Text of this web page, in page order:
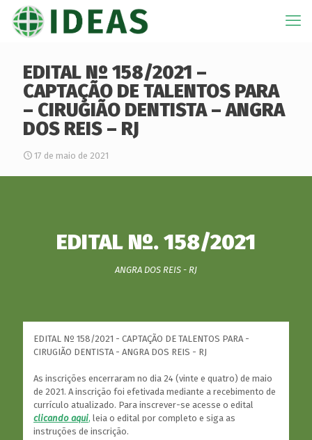
EDITAL Nº 158/2021 –
CAPTAÇÃO DE TALENTOS PARA
– CIRUGIÃO DENTISTA – ANGRA
DOS REIS – RJ
17 de maio de 2021
EDITAL Nº. 158/2021
ANGRA DOS REIS - RJ
EDITAL Nº 158/2021 - CAPTAÇÃO DE TALENTOS PARA -
CIRUGIÃO DENTISTA - ANGRA DOS REIS - RJ
As inscrições encerraram no dia 24 (vinte e quatro) de maio
de 2021. A inscrição foi efetivada mediante a recebimento de
currículo atualizado. Para inscrever-se acesse o edital
clicando aqui, leia o edital por completo e siga as
instruções de inscrição.